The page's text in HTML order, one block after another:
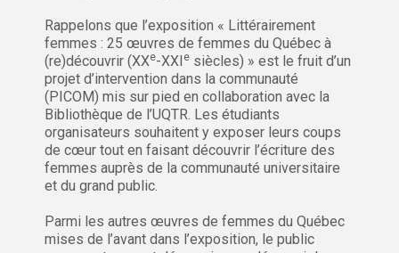
Rappelons que l’exposition « Littérairement
femmes : 25 œuvres de femmes du Québec à
(re)découvrir (XXe-XXI e siècles) » est le fruit d’un
projet d’intervention dans la communauté
(PICOM) mis sur pied en collaboration avec la
Bibliothèque de l’UQTR. Les étudiants
organisateurs souhaitent y exposer leurs coups
de cœur tout en faisant découvrir l’écriture des
femmes auprès de la communauté universitaire
et du grand public.
Parmi les autres œuvres de femmes du Québec
mises de l’avant dans l’exposition, le public